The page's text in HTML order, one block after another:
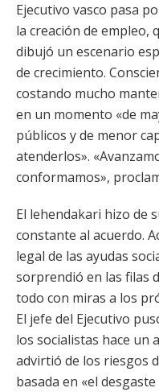
Ejecutivo vasco pasa
la creación de empleo,
dibujó un escenario
de crecimiento.
costando mucho
en un momento «de
públicos y de menor
atenderlos».
conformamos»,
El lehendakari hizo de
constante al acuerdo.
legal de las ayudas
sorprendió en las filas
todo con miras a los
El jefe del Ejecutivo
los socialistas hace un
advirtió de los riesgos
basada en «el